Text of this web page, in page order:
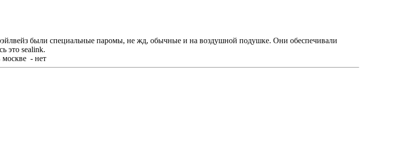
были специальные паромы, не жд, обычные и на воздушной подушке. Они обеспечивали
это sealink.
москве - нет